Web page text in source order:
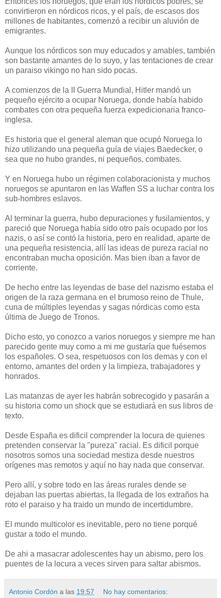
convirtieron en nórdicos ricos, y el país, de escasos dos
millones de habitantes, comenzó a recibir un aluvión de
emigrantes.
Aunque los nórdicos son muy educados y amables, también
son bastante amantes de lo suyo, y las tentaciones de crear
un paraiso vikingo no han sido pocas.
A comienzos de la II Guerra Mundial, Hitler mandó un
pequeño ejército a ocupar Noruega, donde había habido
combates con otra pequeña fuerza expedicionaria franco-
inglesa.
Es historia que el general aleman que ocupó Noruega lo
hizo utilizando una pequeña guía de viajes Baedecker, o
sea que no hubo grandes, ni pequeños, combates.
Y en Noruega hubo un régimen colaboracionista y muchos
noruegos se apuntaron en las Waffen SS a luchar contra los
sub-hombres eslavos.
Al terminar la guerra, hubo depuraciones y fusilamientos, y
pareció que Noruega había sido otro país ocupado por los
nazis, o así se contó la historia, pero en realidad, aparte de
una pequeña resistencia, allí las ideas de pureza racial no
encontraban mucha oposición. Mas bien iban a favor de
corriente.
De hecho entre las leyendas de base del nazismo estaba el
origen de la raza germana en el brumoso reino de Thule,
cuna de múltiples leyendas y sagas nórdicas como esta
última de Juego de Tronos.
Dicho esto, yo conozco a varios noruegos y siempre me han
parecido gente muy como a mi me gustaría que fuésemos
los españoles. O sea, respetuosos con los demas y con el
entorno, amantes del orden y la limpieza, trabajadores y
honrados.
Las matanzas de ayer les habrán sobrecogido y pasarán a
su historia como un shock que se estudiará en sus libros de
texto.
Desde España es dificil comprender la locura de quienes
pretenden conservar la "pureza" racial. Es dificil porque
nosotros somos una sociedad mestiza desde nuestros
orígenes mas remotos y aquí no hay nada que conservar.
Pero allí, y sobre todo en las áreas rurales dende se
dejaban las puertas abiertas, la llegada de los extraños ha
roto el paraiso y ha traido un mundo de incertidumbre.
El mundo multicolor es inevitable, pero no tiene porqué
gustar a todo el mundo.
De ahi a masacrar adolescentes hay un abismo, pero los
puentes de la locura a veces sirven para saltar abismos.
Antonio Cordón a las 19:57 No hay comentarios: